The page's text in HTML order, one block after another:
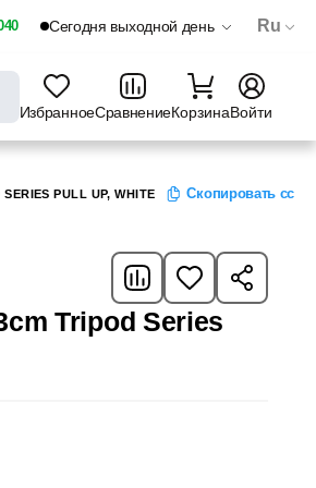
Сегодня выходной день Ru
ИзбранноеСравнениеКорзинаВойти
PULL UP, WHITE Скопировать
Tripod Series